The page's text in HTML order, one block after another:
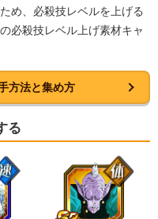
め、必殺技レベルを上げる
必殺技レベル上げ素材キャ
方法と集め方
る